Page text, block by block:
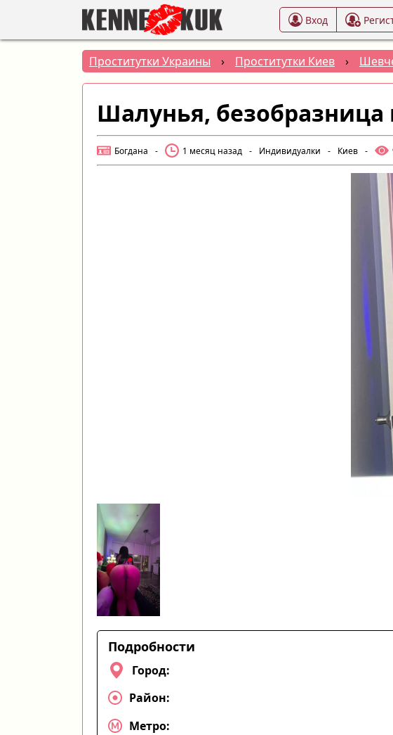
Вход
Проститутки Украины › Проститутки Киев ›
Шалунья, безобразница
Богдана - 1 месяц назад - Индивидуалки - Киев -
Подробности
Город:
Район:
Метро: